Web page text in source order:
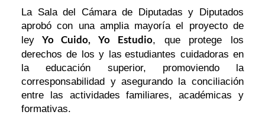
La Sala del Cámara de Diputadas y Diputados
aprobó con una amplia mayoría el proyecto de
ley
Yo Cuido, Yo Estudio, que protege los
derechos de los y las estudiantes cuidadoras en
la educación superior, promoviendo la
corresponsabilidad y asegurando la conciliación
entre las actividades familiares, académicas y
formativas.